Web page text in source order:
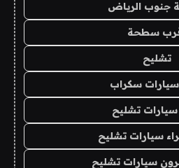
جنوب الرياض
سطحة
تشليح
سكراب
تشليح
سيارات تشليح
سيارات تشليح